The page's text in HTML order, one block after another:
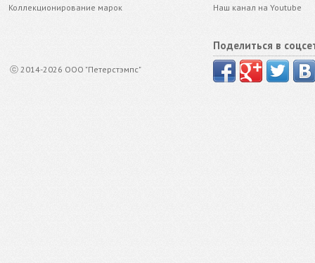
Коллекционирование марок
ⓒ 2014-2026 ООО "Петерстэмпс"
Наш канал на Youtube
Поделиться в